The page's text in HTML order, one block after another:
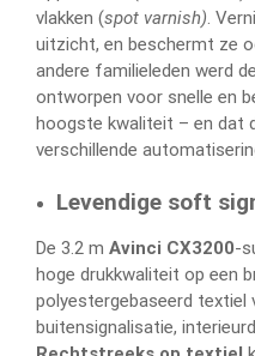
vlakken (spot varnish).
uitzicht, en beschermt ze
andere familieleden werd
ontworpen voor snelle en
hoogste kwaliteit – en dat
verschillende
Levendige soft
De 3.2 m Avinci CX3200-
hoge drukkwaliteit op een
polyestergebaseerd textiel
buitensignalisatie,